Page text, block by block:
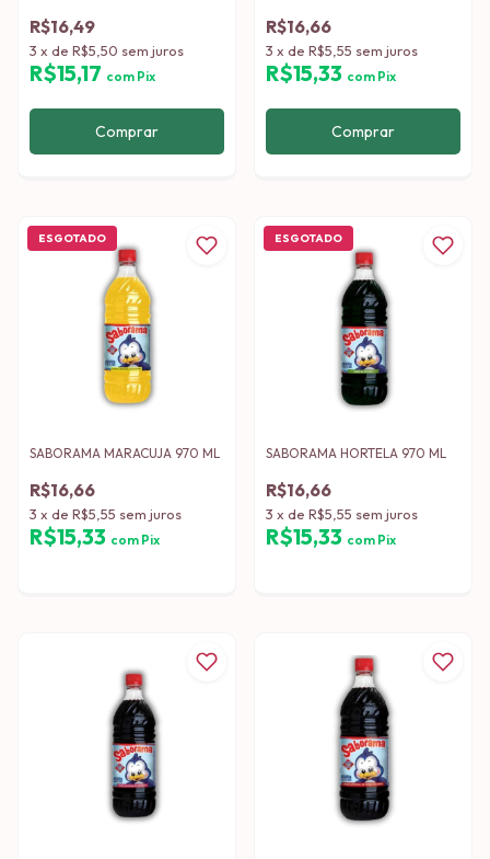
R$16,49
3 x de R$5,50 sem juros
R$15,17 com Pix
R$16,66
3 x de R$5,55 sem juros
R$15,33 com Pix
ESGOTADO
SABORAMA MARACUJA 970 ML
R$16,66
3 x de R$5,55 sem juros
R$15,33 com Pix
ESGOTADO
SABORAMA HORTELA 970 ML
R$16,66
3 x de R$5,55 sem juros
R$15,33 com Pix